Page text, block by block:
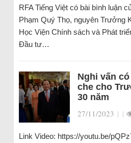
RFA Tiếng Việt có bài bình luận
Phạm Quý Thọ, nguyên Trưởng
Học Viện Chính sách và Phát
Đầu tư…
Nghi vấn
che cho
30 năm
27/11/2023 | |
Link Video: https://youtu.be/